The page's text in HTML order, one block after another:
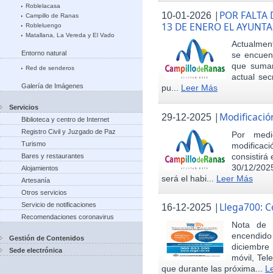
Roblelacasa
Campillo de Ranas
Robleluengo
Matallana, La Vereda y El Vado
Entorno natural
Red de senderos
Galería de Imágenes
Servicios
Biblioteca y centro de Internet
Registro Civil y Juzgado de Paz
Turismo
Bares y restaurantes
Alojamientos
Artesanía
Otros servicios
Servicio de notificaciones
Recomendaciones coronavirus
Gestión de Contenidos
Sede electrónica
10-01-2026 | POR FALTA
13 DE ENERO EL
se
que
actual
pu... Leer Más
29-12-2025 |
Por
consistirá
30/12/
será el habi... Leer Más
16-12-2025 | Llega700:
Nota de
móvil,
que durante las próxima...